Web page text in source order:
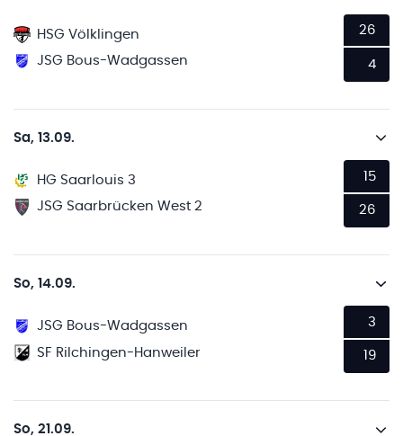
HSG Völklingen
JSG Bous-Wadgassen
26
4
Sa, 13.09.
HG Saarlouis 3
JSG Saarbrücken West 2
15
26
So, 14.09.
JSG Bous-Wadgassen
SF Rilchingen-Hanweiler
3
19
So, 21.09.